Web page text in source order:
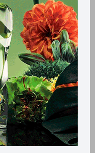
Llega MAÑANA
LlegaMAÑANA